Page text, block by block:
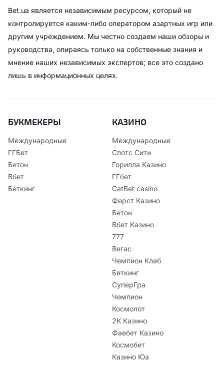
Bet.ua является независимым ресурсом, который не
контролируется каким-либо оператором азартных игр или
другим учреждением. Мы честно создаем наши обзоры и
руководства, опираясь только на собственные знания и
мнение наших независимых экспертов; все это создано
лишь в информационных целях.
БУКМЕКЕРЫ
Международные
ГГБет
Бетон
Вбет
Беткинг
КАЗИНО
Международные
Слотс Сити
Горилла Казино
ГГбет
CatBet casino
Ферст Казино
Бетон
Вбет Казино
777
Вегас
Чемпион Клаб
Беткинг
СуперГра
Чемпион
Космолот
2К Казино
Фавбет Казино
Космобет
Казино Юа